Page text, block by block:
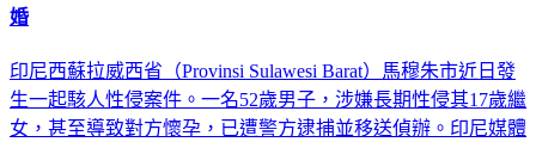
噁！印尼狼父在癱瘓妻旁「性侵繼女」害懷孕 被逮竟要求結
印尼西蘇拉威西省（Provinsi Sulawesi Barat）馬穆朱市近日發
生一起駭人性侵案件。一名52歲男子，涉嫌長期性侵其17歲繼